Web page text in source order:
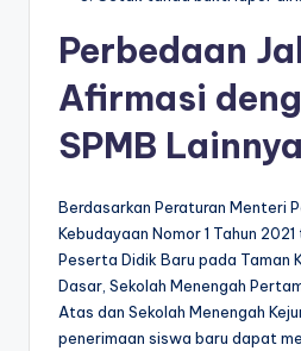
Perbedaan
Afirmasi
SPMB Lainnya
Berdasarkan Peraturan Menteri
Kebudayaan Nomor 1 Tahun
Peserta Didik Baru pada Taman
Dasar, Sekolah Menengah
Atas dan Sekolah Menengah
penerimaan siswa baru dapat